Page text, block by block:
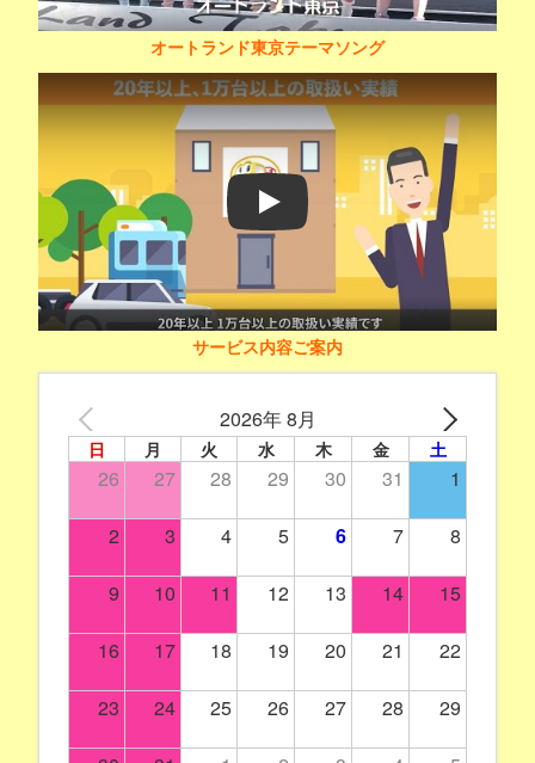
オートランド東京テーマソング
Play
サービス内容ご案内
2026年 8月
日 月 火 水 木 金 土
26 27 28 29 30 31 1
2 3 4 5 6 7 8
9 10 11 12 13 14 15
16 17 18 19 20 21 22
23 24 25 26 27 28 29